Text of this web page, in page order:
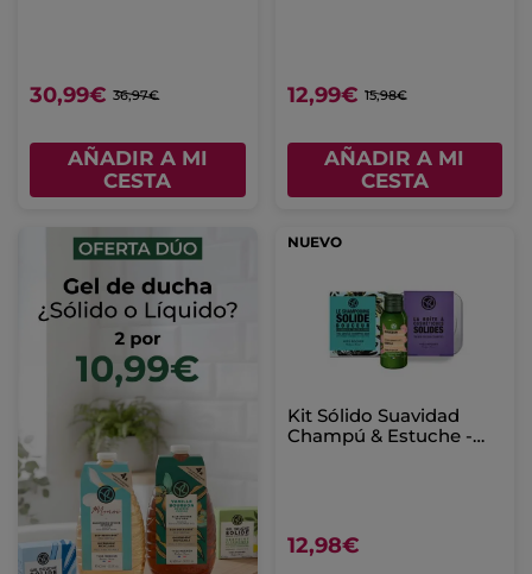
30,99€ 36,97€
AÑADIR A MI
CESTA
12,99€ 15,98€
AÑADIR A MI
CESTA
NUEVO
Kit Sólido Suavidad
Champú & Estuche -
12,98€